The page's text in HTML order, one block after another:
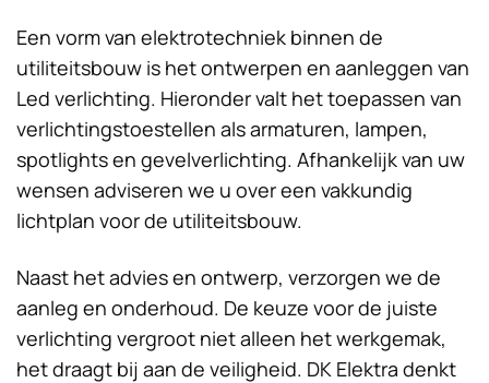
Een vorm van elektrotechniek binnen de
utiliteitsbouw is het ontwerpen en aanleggen van
Led verlichting. Hieronder valt het toepassen van
verlichtingstoestellen als armaturen, lampen,
spotlights en gevelverlichting. Afhankelijk van uw
wensen adviseren we u over een vakkundig
lichtplan voor de utiliteitsbouw.
Naast het advies en ontwerp, verzorgen we de
aanleg en onderhoud. De keuze voor de juiste
verlichting vergroot niet alleen het werkgemak,
het draagt bij aan de veiligheid. DK Elektra denkt